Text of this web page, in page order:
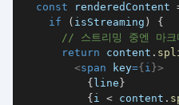
const renderedContent
if
( isStreaming )
{
// 스트리밍 중엔 마
return content .
<span key={i }>
{line}
{i < content .